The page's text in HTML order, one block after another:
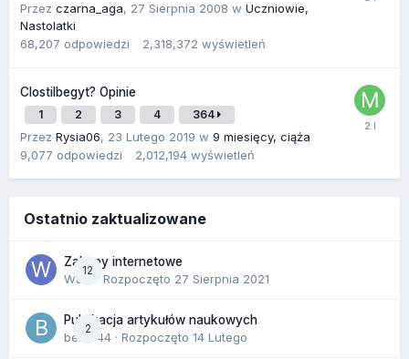
Przez czarna_aga, 27 Sierpnia 2008 w Uczniowie,
Nastolatki
68,207 odpowiedzi 2,318,372 wyświetleń
Clostilbegyt? Opinie
1 2 3 4 364
Przez Rysia06, 23 Lutego 2019 w 9 miesięcy, ciąża
9,077 odpowiedzi 2,012,194 wyświetleń
Ostatnio zaktualizowane
12
Zakupy internetowe
Wula · Rozpoczęto 27 Sierpnia 2021
2
Publikacja artykułów naukowych
berus44 · Rozpoczęto 14 Lutego